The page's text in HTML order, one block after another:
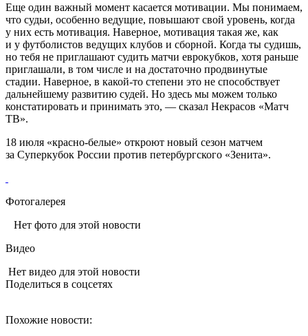
Еще один важный момент касается мотивации. Мы понимаем,
что судьи, особенно ведущие, повышают свой уровень, когда
у них есть мотивация. Наверное, мотивация такая же, как
и у футболистов ведущих клубов и сборной. Когда ты судишь,
но тебя не приглашают судить матчи еврокубков, хотя раньше
приглашали, в том числе и на достаточно продвинутые
стадии. Наверное, в какой‑то степени это не способствует
дальнейшему развитию судей. Но здесь мы можем только
констатировать и принимать это, — сказал Некрасов «Матч
ТВ».
18 июля «красно‑белые» откроют новый сезон матчем
за Суперкубок России против петербургского «Зенита».
Фотогалерея
Нет фото для этой новости
Видео
Нет видео для этой новости
Поделиться в соцсетях
Похожие новости: